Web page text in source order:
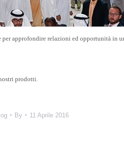
approfondire relazioni ed opportunità in
prodotti.​
By 11 Aprile 2016